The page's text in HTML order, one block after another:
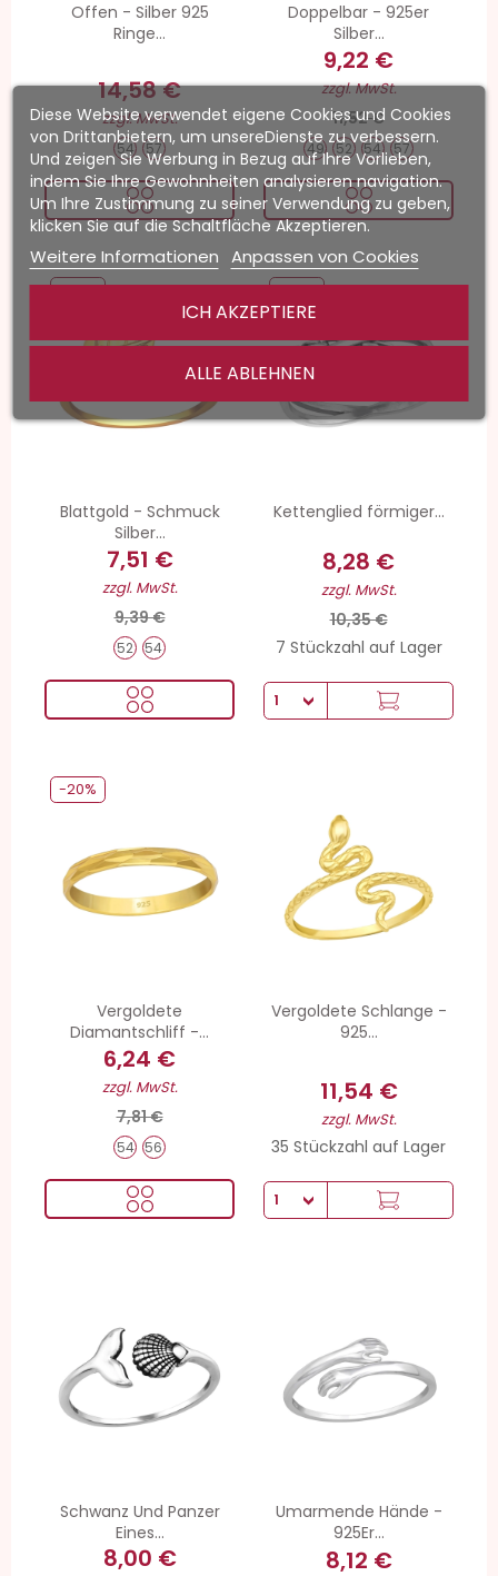
Offen - Silber 925
Ringe...
14,58 €
zzgl. MwSt.
54 57
Doppelbar - 925er
Silber...
9,22 €
zzgl. MwSt.
11,52 €
49 52 54 57
Blattgold - Schmuck
Silber...
7,51 €
zzgl. MwSt.
9,39 €
52 54
-20%
Kettenglied förmiger...
8,28 €
zzgl. MwSt.
10,35 €
7 Stückzahl auf Lager
-20%
Vergoldete
Diamantschliff -...
6,24 €
zzgl. MwSt.
7,81 €
54 56
-20%
Vergoldete Schlange -
925...
11,54 €
zzgl. MwSt.
35 Stückzahl auf Lager
Schwanz Und Panzer
Eines...
8,00 €
Umarmende Hände -
925Er...
8,12 €
Diese Website verwendet eigene Cookies und Cookies
von Drittanbietern, um unsereDienste zu verbessern.
Und zeigen Sie Werbung in Bezug auf Ihre Vorlieben,
indem Sie Ihre Gewohnheiten analysieren navigation.
Um Ihre Zustimmung zu seiner Verwendung zu geben,
klicken Sie auf die Schaltfläche Akzeptieren.
Weitere Informationen Anpassen von Cookies
ALLE ABLEHNEN
ICH AKZEPTIERE